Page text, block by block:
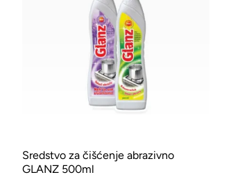
Sredstvo za čišćenje abrazivno
GLANZ 500ml